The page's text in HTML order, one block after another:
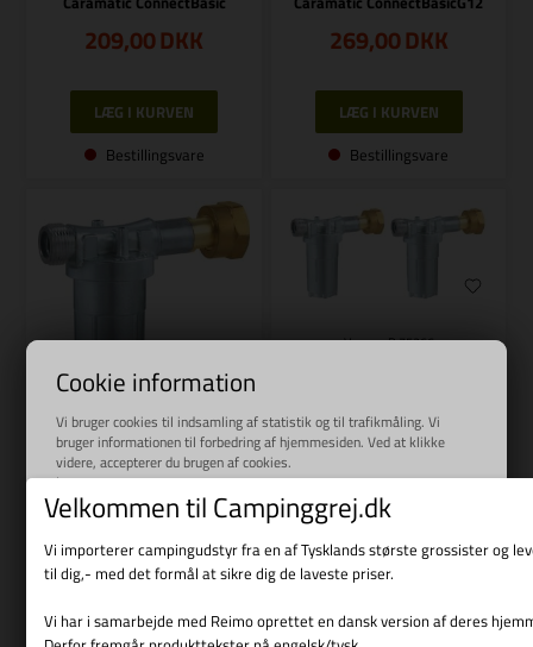
Cookie information
Vi bruger cookies til indsamling af statistik og til trafikmåling. Vi
bruger informationen til forbedring af hjemmesiden. Ved at klikke
videre, accepterer du brugen af cookies.
Læs mere
209,00DKK
Bestillingsvare
269,00DKK
Bestillingsvare
Varenr.: R 75264
REIMO
Caramatic ConnectClean 2.0
309,00DKK
Varenr.: R 75266
dobbeltpakke
479,00DKK
Velkommen til Campinggrej.dk
Vi importerer campingudstyr fra en af Tysklands største grossister og
til dig,- med det formål at sikre dig de laveste priser.
Vi har i samarbejde med Reimo oprettet en dansk version af deres